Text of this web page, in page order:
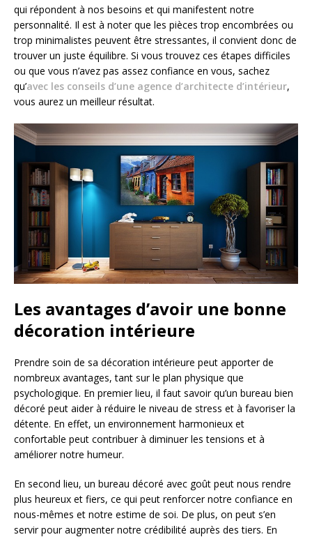
qui répondent à nos besoins et qui manifestent notre
personnalité. Il est à noter que les pièces trop encombrées ou
trop minimalistes peuvent être stressantes, il convient donc de
trouver un juste équilibre. Si vous trouvez ces étapes difficiles
ou que vous n’avez pas assez confiance en vous, sachez
qu’avec les conseils d’une agence d’architecte d’intérieur,
vous aurez un meilleur résultat.
Les avantages d’avoir une bonne
décoration intérieure
Prendre soin de sa décoration intérieure peut apporter de
nombreux avantages, tant sur le plan physique que
psychologique. En premier lieu, il faut savoir qu’un bureau bien
décoré peut aider à réduire le niveau de stress et à favoriser la
détente. En effet, un environnement harmonieux et
confortable peut contribuer à diminuer les tensions et à
améliorer notre humeur.
En second lieu, un bureau décoré avec goût peut nous rendre
plus heureux et fiers, ce qui peut renforcer notre confiance en
nous-mêmes et notre estime de soi. De plus, on peut s’en
servir pour augmenter notre crédibilité auprès des tiers. En